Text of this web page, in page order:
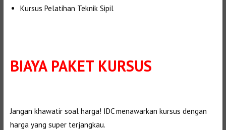
Kursus Pelatihan Teknik Sipil
BIAYA PAKET KURSUS
Jangan khawatir soal harga! IDC menawarkan kursus dengan
harga yang super terjangkau.